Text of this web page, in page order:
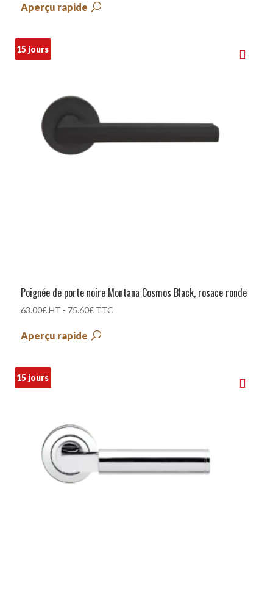
Aperçu rapide
15 jours
Poignée de porte noire Montana Cosmos Black, rosace ronde
63.00€ HT - 75.60€TTC
Aperçu rapide
15 jours